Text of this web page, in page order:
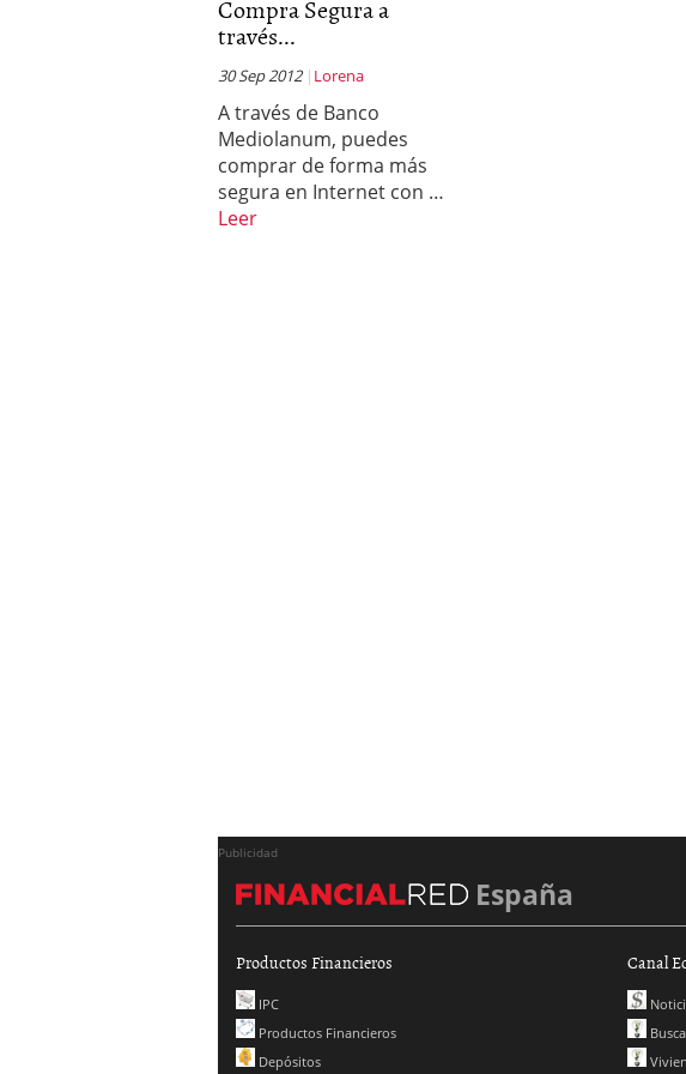
Compra Segura a
través...
30 Sep 2012 Lorena
A través de Banco
Mediolanum, puedes
comprar de forma más
segura en Internet con …
Leer
Publicidad
España
Productos Financieros
IPC
Productos Financieros
Depósitos
Canal